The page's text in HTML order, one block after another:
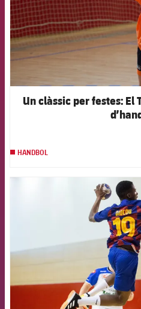
Un clàssic per festes: El
HANDBOL